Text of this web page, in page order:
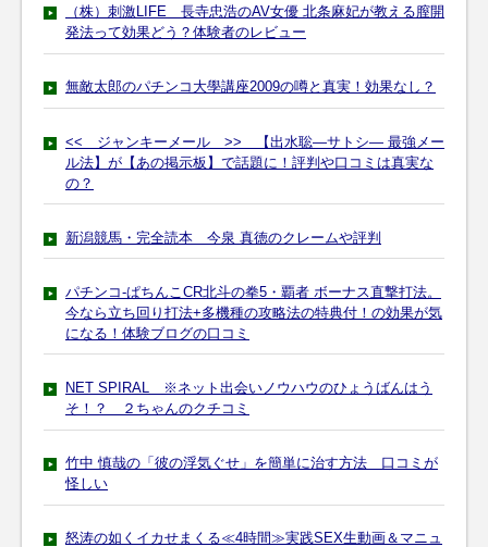
（株）刺激LIFE 長寺忠浩のAV女優 北条麻妃が教える膣開
発法って効果どう？体験者のレビュー
無敵太郎のパチンコ大學講座2009の噂と真実！効果なし？
<< ジャンキーメール >> 【出水聡―サトシ― 最強メー
ル法】が【あの掲示板】で話題に！評判や口コミは真実な
の？
新潟競馬・完全読本 今泉 真徳のクレームや評判
パチンコ-ぱちんこCR北斗の拳5・覇者 ボーナス直撃打法。
今なら立ち回り打法+多機種の攻略法の特典付！の効果が気
になる！体験ブログの口コミ
NET SPIRAL ※ネット出会いノウハウのひょうばんはう
そ！？ ２ちゃんのクチコミ
竹中 慎哉の「彼の浮気ぐせ」を簡単に治す方法 口コミが
怪しい
怒涛の如くイカせまくる≪4時間≫実践SEX生動画＆マニュ